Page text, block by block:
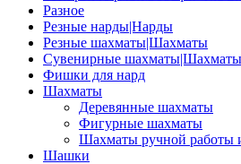
Разное
Резные нарды|Нарды
Резные шахматы|Шахматы
Сувенирные шахматы|Шахматы
Фишки для нард
Шахматы
Деревянные шахматы
Фигурные шахматы
Шахматы ручной работы
Шашки